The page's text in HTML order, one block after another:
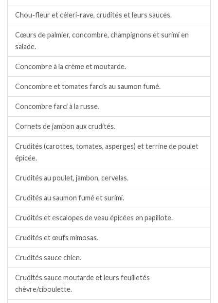
Chou-fleur et céleri-rave, crudités et leurs sauces.
Cœurs de palmier, concombre, champignons et surimi en
salade.
Concombre à la crème et moutarde.
Concombre et tomates farcis au saumon fumé.
Concombre farci à la russe.
Cornets de jambon aux crudités.
Crudités (carottes, tomates, asperges) et terrine de poulet
épicée.
Crudités au poulet, jambon, cervelas.
Crudités au saumon fumé et surimi.
Crudités et escalopes de veau épicées en papillote.
Crudités et œufs mimosas.
Crudités sauce chien.
Crudités sauce moutarde et leurs feuilletés
chèvre/ciboulette.